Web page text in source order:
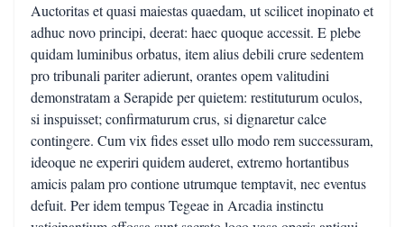
Auctoritas et quasi maiestas quaedam, ut scilicet inopinato et
adhuc novo principi, deerat: haec quoque accessit. E plebe
quidam luminibus orbatus, item alius debili crure sedentem
pro tribunali pariter adierunt, orantes opem valitudini
demonstratam a Serapide per quietem: restituturum oculos,
si inspuisset; confirmaturum crus, si dignaretur calce
contingere. Cum vix fides esset ullo modo rem successuram,
ideoque ne experiri quidem auderet, extremo hortantibus
amicis palam pro contione utrumque temptavit, nec eventus
defuit. Per idem tempus Tegeae in Arcadia instinctu